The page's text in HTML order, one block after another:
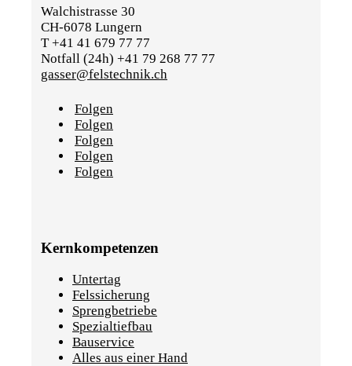
Walchistrasse 30
CH-6078 Lungern
T +41 41 679 77 77
Notfall (24h) +41 79 268 77 77
gasser@felstechnik.ch
Folgen
Folgen
Folgen
Folgen
Folgen
Kernkompetenzen
Untertag
Felssicherung
Sprengbetriebe
Spezialtiefbau
Bauservice
Alles aus einer Hand